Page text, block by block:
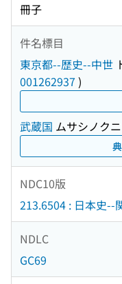
冊子
件名標目
東京都--歴史--中世
001262937 )
武蔵国 ムサシノクニ
NDC10版
213.6504 : 日本史--
NDLC
GC69